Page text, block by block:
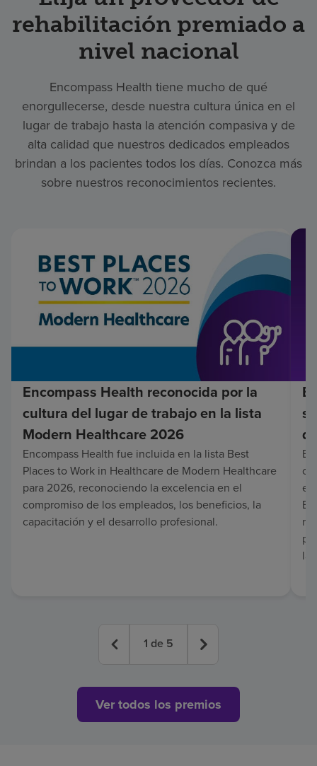
rehabilitación premiado a
nivel nacional
Encompass Health tiene mucho de qué
enorgullecerse, desde nuestra cultura única en el
lugar de trabajo hasta la atención compasiva y de
alta calidad que nuestros dedicados empleados
brindan a los pacientes todos los días. Conozca más
sobre nuestros reconocimientos recientes.
Encompass Health reconocida por la
cultura del lugar de trabajo en la lista
Modern Healthcare 2026
Encompass Health fue incluida en la lista Best
Places to Work in Healthcare de Modern Healthcare
para 2026, reconociendo la excelencia en el
compromiso de los empleados, los beneficios, la
capacitación y el desarrollo profesional.
1 de 5
Ver todos los premios